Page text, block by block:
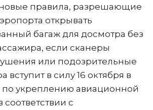
новые правила, разрешающие
открывать
багаж для досмотра без
если сканеры
или подозрительные
в силу 16 октября в
по укреплению авиационной
соответствии с